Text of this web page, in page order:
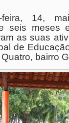
feira, 14,
seis meses
as suas
de
bairro